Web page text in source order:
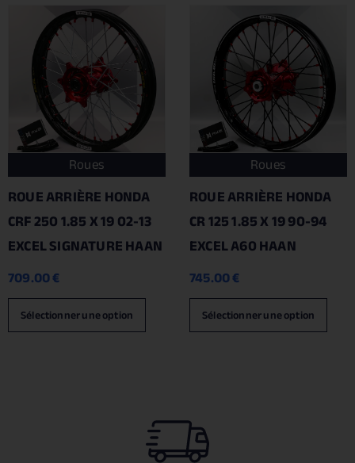
Roues
ROUE ARRIÈRE HONDA
CRF 250 1.85 X 19 02-13
EXCEL SIGNATURE HAAN
709.00€
Sélectionner une option
Roues
ROUE ARRIÈRE HONDA
CR 125 1.85 X 19 90-94
EXCEL A60 HAAN
745.00€
Sélectionner une option